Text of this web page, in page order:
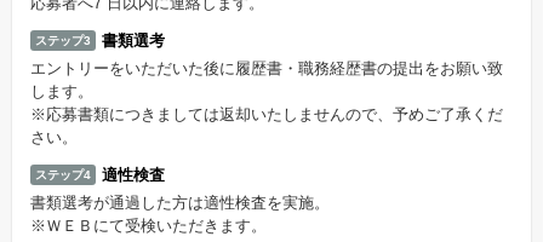
ステップ3
書類選考
エントリーをいただいた後に履歴書・職務経歴書の提出をお願い致
します。
※応募書類につきましては返却いたしませんので、予めご了承くだ
さい。
ステップ4
適性検査
書類選考が通過した方は適性検査を実施。
※ＷＥＢにて受検いただきます。